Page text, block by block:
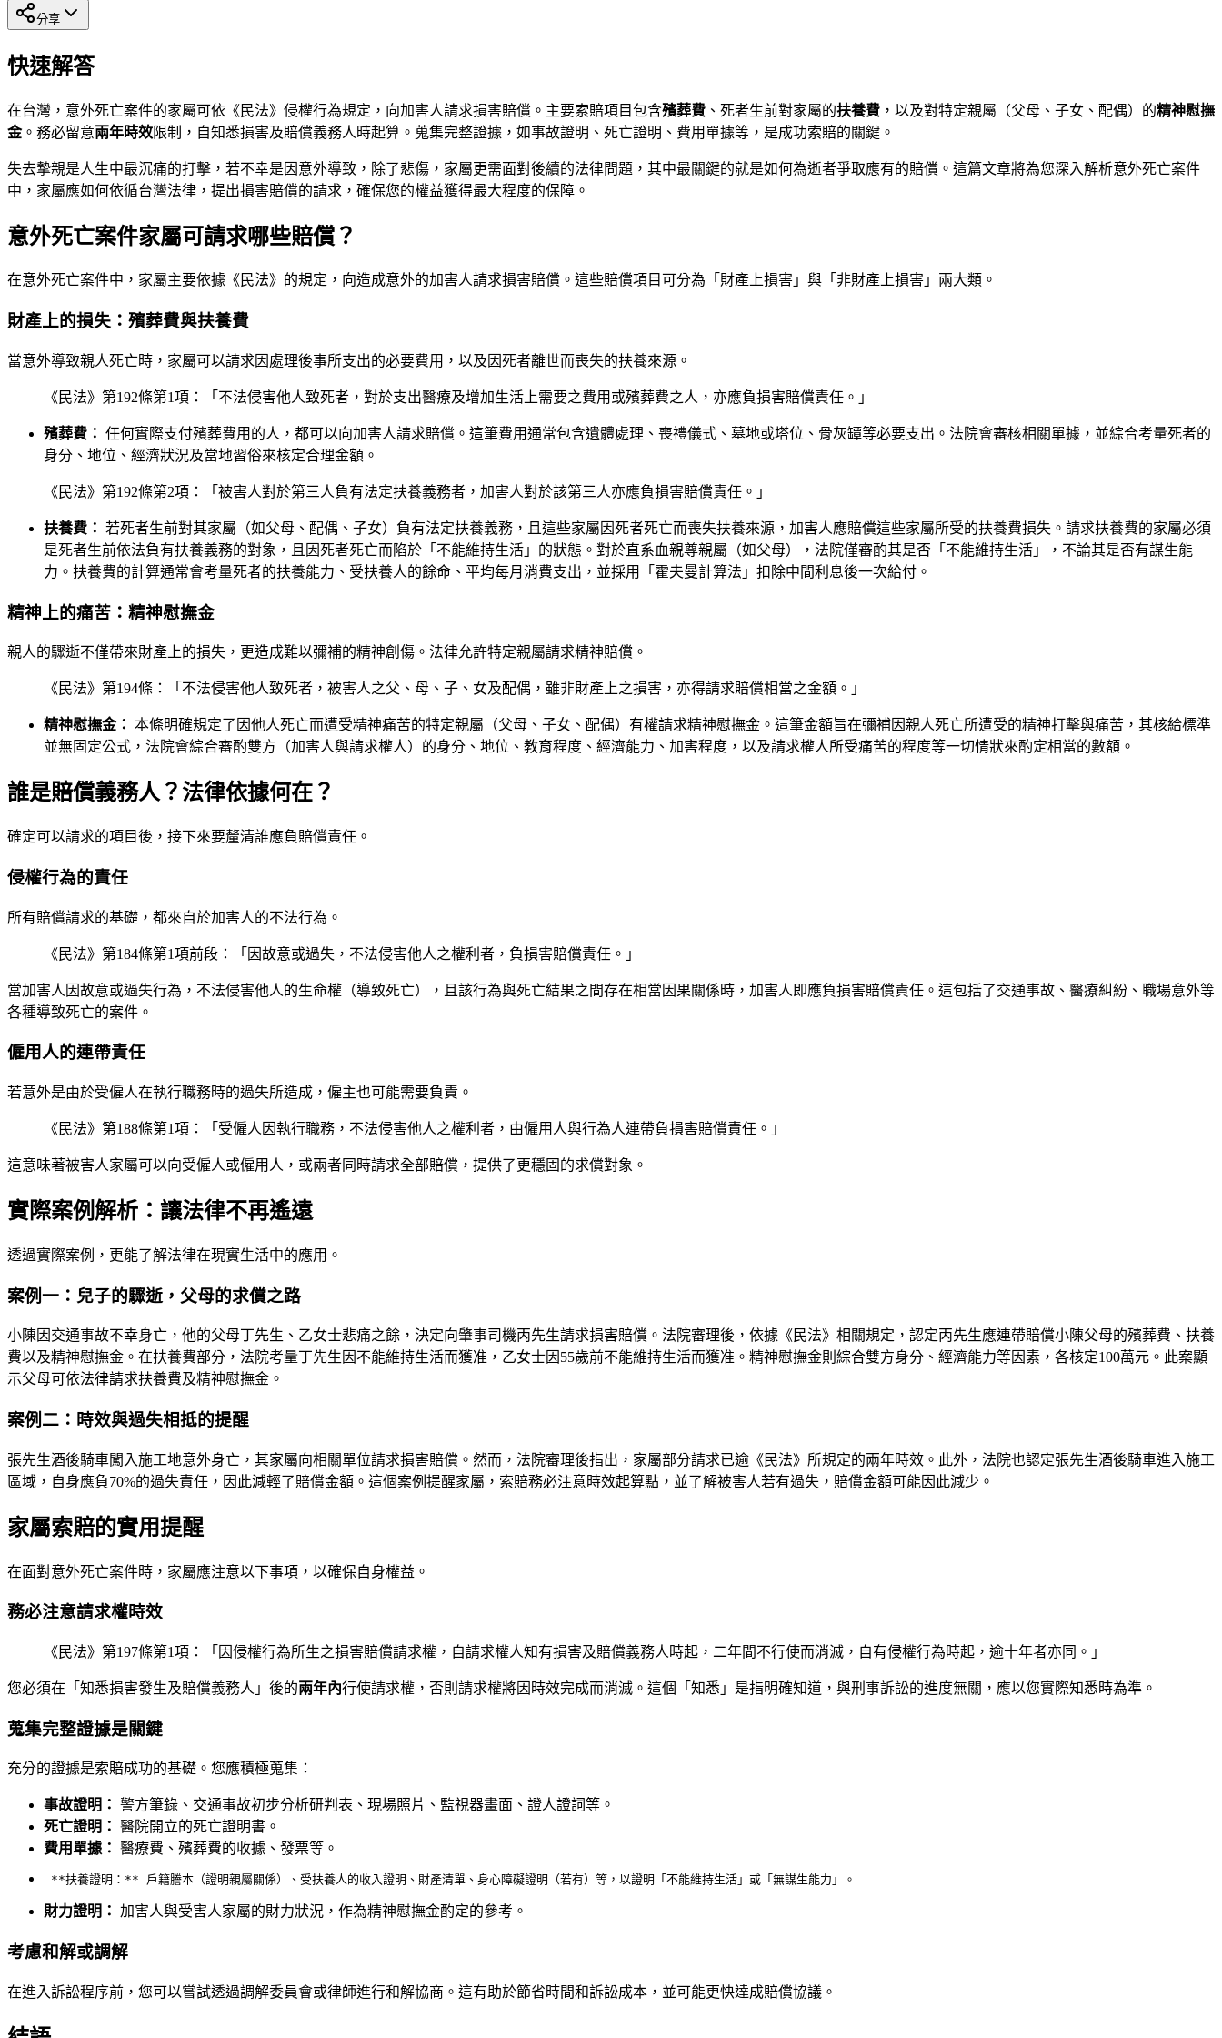
分享
快速解答
在台灣，意外死亡案件的家屬可依《民法》侵權行為規定，向加害人請求損害賠償。主要索賠項目包含殯葬費 、死者生前對家屬的扶養費 ，以及對特定親屬（父母、子女、配偶）的精神慰撫
金。務必留意兩年時效限制，自知悉損害及賠償義務人時起算。蒐集完整證據，如事故證明、死亡證明、費用單據等，是成功索賠的關鍵。
失去摯親是人生中最沉痛的打擊，若不幸是因意外導致，除了悲傷，家屬更需面對後續的法律問題，其中最關鍵的就是如何為逝者爭取應有的賠償。這篇文章將為您深入解析意外死亡案件
中，家屬應如何依循台灣法律，提出損害賠償的請求，確保您的權益獲得最大程度的保障。
意外死亡案件家屬可請求哪些賠償？
在意外死亡案件中，家屬主要依據《民法》的規定，向造成意外的加害人請求損害賠償。這些賠償項目可分為「財產上損害」與「非財產上損害」兩大類。
財產上的損失：殯葬費與扶養費
當意外導致親人死亡時，家屬可以請求因處理後事所支出的必要費用，以及因死者離世而喪失的扶養來源。
《民法》第192條第1項：「不法侵害他人致死者，對於支出醫療及增加生活上需要之費用或殯葬費之人，亦應負損害賠償責任。」
殯葬費： 任何實際支付殯葬費用的人，都可以向加害人請求賠償。這筆費用通常包含遺體處理、喪禮儀式、墓地或塔位、骨灰罈等必要支出。法院會審核相關單據，並綜合考量死者的
身分、地位、經濟狀況及當地習俗來核定合理金額。
《民法》第192條第2項：「被害人對於第三人負有法定扶養義務者，加害人對於該第三人亦應負損害賠償責任。」
扶養費： 若死者生前對其家屬（如父母、配偶、子女）負有法定扶養義務，且這些家屬因死者死亡而喪失扶養來源，加害人應賠償這些家屬所受的扶養費損失。請求扶養費的家屬必須
是死者生前依法負有扶養義務的對象，且因死者死亡而陷於「不能維持生活」的狀態。對於直系血親尊親屬（如父母），法院僅審酌其是否「不能維持生活」，不論其是否有謀生能
力。扶養費的計算通常會考量死者的扶養能力、受扶養人的餘命、平均每月消費支出，並採用「霍夫曼計算法」扣除中間利息後一次給付。
精神上的痛苦：精神慰撫金
親人的驟逝不僅帶來財產上的損失，更造成難以彌補的精神創傷。法律允許特定親屬請求精神賠償。
《民法》第194條：「不法侵害他人致死者，被害人之父、母、子、女及配偶，雖非財產上之損害，亦得請求賠償相當之金額。」
精神慰撫金： 本條明確規定了因他人死亡而遭受精神痛苦的特定親屬（父母、子女、配偶）有權請求精神慰撫金。這筆金額旨在彌補因親人死亡所遭受的精神打擊與痛苦，其核給標準
並無固定公式，法院會綜合審酌雙方（加害人與請求權人）的身分、地位、教育程度、經濟能力、加害程度，以及請求權人所受痛苦的程度等一切情狀來酌定相當的數額。
誰是賠償義務人？法律依據何在？
確定可以請求的項目後，接下來要釐清誰應負賠償責任。
侵權行為的責任
所有賠償請求的基礎，都來自於加害人的不法行為。
《民法》第184條第1項前段：「因故意或過失，不法侵害他人之權利者，負損害賠償責任。」
當加害人因故意或過失行為，不法侵害他人的生命權（導致死亡），且該行為與死亡結果之間存在相當因果關係時，加害人即應負損害賠償責任。這包括了交通事故、醫療糾紛、職場意外等
各種導致死亡的案件。
僱用人的連帶責任
若意外是由於受僱人在執行職務時的過失所造成，僱主也可能需要負責。
《民法》第188條第1項：「受僱人因執行職務，不法侵害他人之權利者，由僱用人與行為人連帶負損害賠償責任。」
這意味著被害人家屬可以向受僱人或僱用人，或兩者同時請求全部賠償，提供了更穩固的求償對象。
實際案例解析：讓法律不再遙遠
透過實際案例，更能了解法律在現實生活中的應用。
案例一：兒子的驟逝，父母的求償之路
小陳因交通事故不幸身亡，他的父母丁先生、乙女士悲痛之餘，決定向肇事司機丙先生請求損害賠償。法院審理後，依據《民法》相關規定，認定丙先生應連帶賠償小陳父母的殯葬費、扶養
費以及精神慰撫金。在扶養費部分，法院考量丁先生因不能維持生活而獲准，乙女士因55歲前不能維持生活而獲准。精神慰撫金則綜合雙方身分、經濟能力等因素，各核定100萬元。此案顯
示父母可依法律請求扶養費及精神慰撫金。
案例二：時效與過失相抵的提醒
張先生酒後騎車闖入施工地意外身亡，其家屬向相關單位請求損害賠償。然而，法院審理後指出，家屬部分請求已逾《民法》所規定的兩年時效。此外，法院也認定張先生酒後騎車進入施工
區域，自身應負70%的過失責任，因此減輕了賠償金額。這個案例提醒家屬，索賠務必注意時效起算點，並了解被害人若有過失，賠償金額可能因此減少。
家屬索賠的實用提醒
在面對意外死亡案件時，家屬應注意以下事項，以確保自身權益。
務必注意請求權時效
《民法》第197條第1項：「因侵權行為所生之損害賠償請求權，自請求權人知有損害及賠償義務人時起，二年間不行使而消滅，自有侵權行為時起，逾十年者亦同。」
您必須在「知悉損害發生及賠償義務人」後的兩年內行使請求權，否則請求權將因時效完成而消滅。這個「知悉」是指明確知道，與刑事訴訟的進度無關，應以您實際知悉時為準。
蒐集完整證據是關鍵
充分的證據是索賠成功的基礎。您應積極蒐集：
事故證明： 警方筆錄、交通事故初步分析研判表、現場照片、監視器畫面、證人證詞等。
死亡證明： 醫院開立的死亡證明書。
費用單據： 醫療費、殯葬費的收據、發票等。
財力證明： 加害人與受害人家屬的財力狀況，作為精神慰撫金酌定的參考。
考慮和解或調解
在進入訴訟程序前，您可以嘗試透過調解委員會或律師進行和解協商。這有助於節省時間和訴訟成本，並可能更快達成賠償協議。